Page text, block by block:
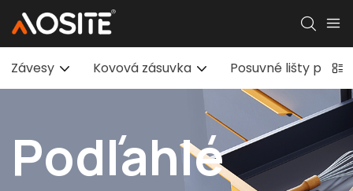
Závesy Kovová zásuvka Posuvné lišty pre
Podľahlé